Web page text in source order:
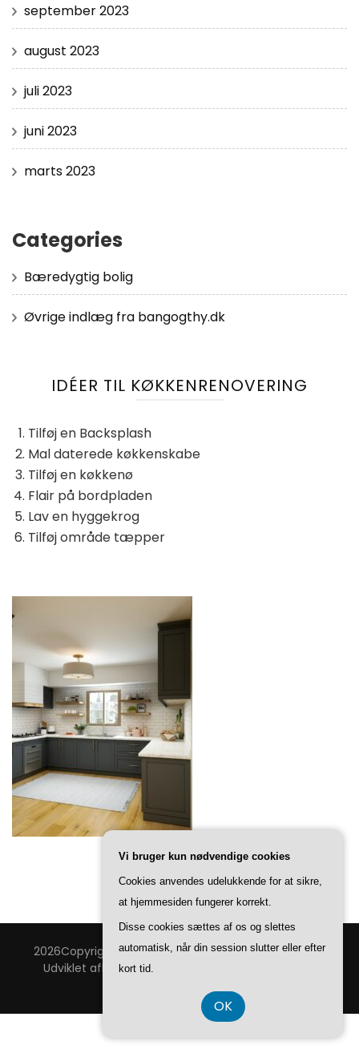
september 2023
august 2023
juli 2023
juni 2023
marts 2023
Categories
Bæredygtig bolig
Øvrige indlæg fra bangogthy.dk
IDÉER TIL KØKKENRENOVERING
Tilføj en Backsplash
Mal daterede køkkenskabe
Tilføj en køkkenø
Flair på bordpladen
Lav en hyggekrog
Tilføj område tæpper
2026CopyrightBang & Thy Bolig.Blossom Feminine |
Udviklet afBlossom Temaer
CVR 37 40 77 39
Vi bruger kun nødvendige cookies
Cookies anvendes udelukkende for at sikre,
at hjemmesiden fungerer korrekt.
Disse cookies sættes af os og slettes
automatisk, når din session slutter eller efter
kort tid.
OK